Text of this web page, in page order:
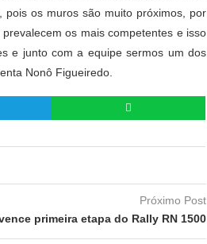
os muros são muito próximos, por
os mais competentes e isso
e junto com a equipe sermos um dos
Nonô Figueiredo.
Próximo Post
primeira etapa do Rally RN 1500